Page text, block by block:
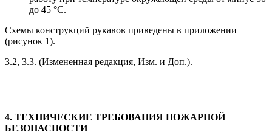
до 45 °С.
Схемы конструкций рукавов приведены в приложении
(рисунок 1).
3.2, 3.3. (Измененная редакция, Изм. и Доп.).
4. ТЕХНИЧЕСКИЕ ТРЕБОВАНИЯ ПОЖАРНОЙ
БЕЗОПАСНОСТИ